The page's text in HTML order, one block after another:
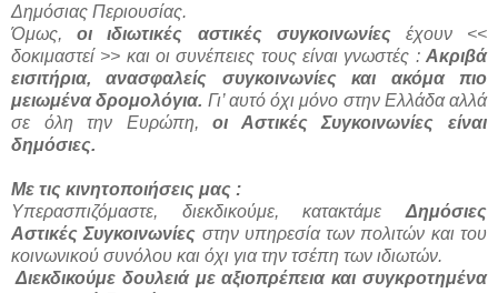
Δημόσιας Περιουσίας.
Όμως,οι ιδιωτικές αστικές συγκοινωνίεςέχουν <<
δοκιμαστεί >> και οι συνέπειες τους είναι γνωστές : Ακριβά
εισιτήρια, ανασφαλείς συγκοινωνίες και ακόμα πιο
μειωμένα δρομολόγια. Γι’ αυτό όχι μόνο στην Ελλάδα αλλά
σε όλη την Ευρώπη,οι Αστικές Συγκοινωνίες είναι
δημόσιες.
Με τις κινητοποιήσεις μας :
Υπερασπιζόμαστε, διεκδικούμε, κατακτάμεΔημόσιες
Αστικές Συγκοινωνίες στην υπηρεσία των πολιτών και του
κοινωνικού συνόλου και όχι για την τσέπη των ιδιωτών.
Διεκδικούμε δουλειά με αξιοπρέπεια και συγκροτημένα